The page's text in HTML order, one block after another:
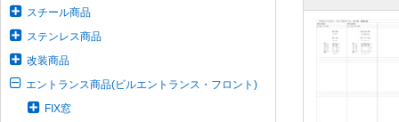
スチール商品
ステンレス商品
改装商品
エントランス商品(ビルエントランス・フロント)
FIX窓